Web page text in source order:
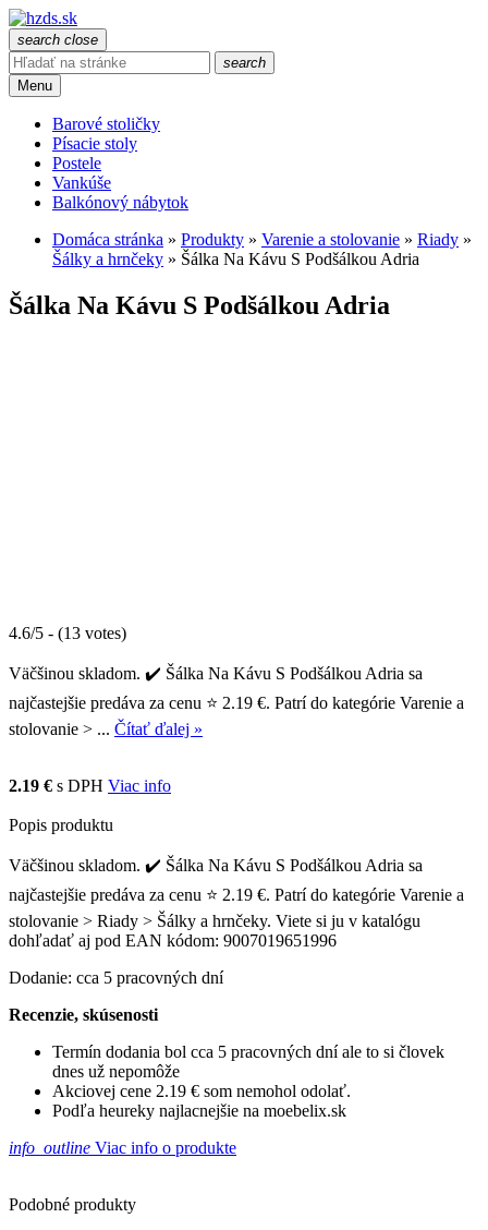
search close
search
Menu
Barové stoličky
Písacie stoly
Postele
Vankúše
Balkónový nábytok
Domáca stránka » Produkty » Varenie a stolovanie » Riady »
Šálky a hrnčeky » Šálka Na Kávu S Podšálkou Adria
Šálka Na Kávu S Podšálkou Adria
4.6/5 - (13 votes)
Väčšinou skladom. ✔️ Šálka Na Kávu S Podšálkou Adria sa
najčastejšie predáva za cenu ⭐ 2.19 €. Patrí do kategórie Varenie a
stolovanie > ... Čítať ďalej »
2.19 € s DPH Viac info
Popis produktu
Väčšinou skladom. ✔️ Šálka Na Kávu S Podšálkou Adria sa
najčastejšie predáva za cenu ⭐ 2.19 €. Patrí do kategórie Varenie a
stolovanie > Riady > Šálky a hrnčeky. Viete si ju v katalógu
dohľadať aj pod EAN kódom: 9007019651996
Dodanie: cca 5 pracovných dní
Recenzie, skúsenosti
Termín dodania bol cca 5 pracovných dní ale to si človek
dnes už nepomôže
Akciovej cene 2.19 € som nemohol odolať.
Podľa heureky najlacnejšie na moebelix.sk
info_outline Viac info o produkte
Podobné produkty